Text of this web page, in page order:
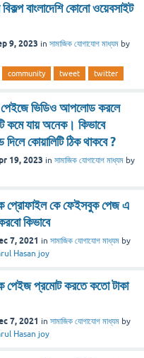
বিকল্প বাংলাদেশি কোনো ওয়েবসাইট
9, 2023 in সামাজিক যোগাযোগ মাধ্যম by
community tweet twitter
ভিডিও আপলোড করলে
কমে যায় অনেক। কিভাবে
কোয়ালিটি ঠিক থাকবে ?
19, 2023 in সামাজিক যোগাযোগ মাধ্যম by
প্রোফাইল কে ফেইসবুক পেজ এ
কিভাবে
7, 2021 in সামাজিক যোগাযোগ মাধ্যম by
Hasan joy
পেইজ প্রমোট করতে কতো টাকা
7, 2021 in সামাজিক যোগাযোগ মাধ্যম by
Hasan joy